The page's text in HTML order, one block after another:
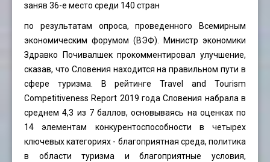
заняв 36-е место среди 140 стран
по результатам опроса, проведенного Всемирным
экономическим форумом (ВЭФ). Министр экономики
Здравко Почивалшек прокомментировал улучшение,
сказав, что Словения находится на правильном пути в
сфере туризма. В рейтинге Travel and Tourism
Competitiveness Report 2019 года Словения набрала в
среднем 4,3 из 7 баллов, основываясь на оценках по
14 элементам конкурентоспособности в четырех
ключевых категориях - благоприятная среда, политика
в области туризма и благоприятные условия,